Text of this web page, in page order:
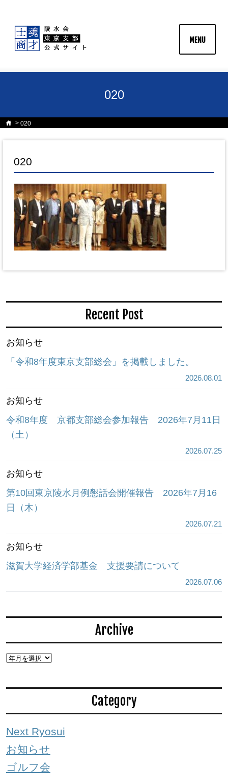
MENU
020
020
020
Recent Post
お知らせ
「令和8年度東京支部総会」を掲載しました。
2026.08.01
お知らせ
令和8年度 京都支部総会参加報告 2026年7月11日
（土）
2026.07.25
お知らせ
第10回東京陵水月例懇話会開催報告 2026年7月16
日（木）
2026.07.21
お知らせ
滋賀大学経済学部基金 支援要請について
2026.07.06
Archive
Category
Next Ryosui
お知らせ
ゴルフ会